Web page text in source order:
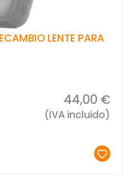
LENTE PARA
44,00 €
(IVA incluido)